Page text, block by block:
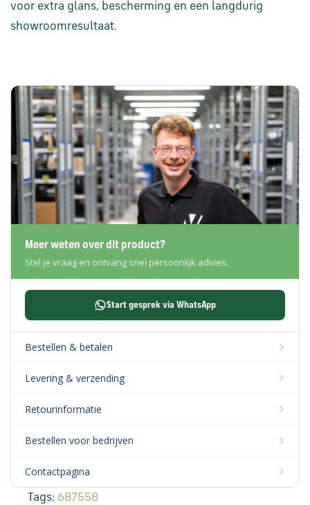
voor extra glans, bescherming en een langdurig
showroomresultaat.
Meer weten over dit product?
Stel je vraag en ontvang snel persoonlijk advies.
Start gesprek via WhatsApp
Bestellen & betalen
Levering & verzending
Retourinformatie
Bestellen voor bedrijven
Contactpagina
Tags: 687558